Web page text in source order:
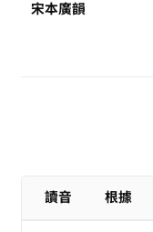
宋本廣韻
讀音 根據